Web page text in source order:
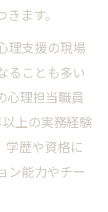
ます。
理支援の現場
ることも多い
心理担当職員
上の実務経験
学歴や資格に
ン能力やチー